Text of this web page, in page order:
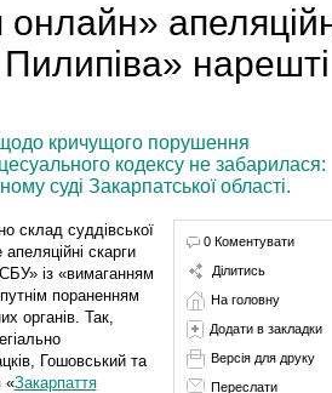
онлайн»
нарешті
кричущого порушення
кодексу не забарилася:
суді Закарпатської області.
склад суддівської
скарги
із «вимаганням
пораненням
органів. Так,
Гошовський та
«Закарпаття
0 Коментувати
Ділитись
На головну
Додати в закладки
Версія для друку
Переслати